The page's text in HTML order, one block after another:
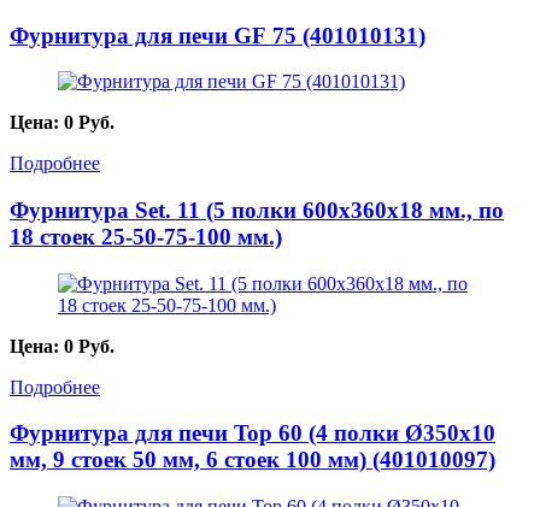
Фурнитура для печи GF 75 (401010131)
Цена: 0 Руб.
Подробнее
Фурнитура Set. 11 (5 полки 600x360x18 мм., по
18 стоек 25-50-75-100 мм.)
Цена: 0 Руб.
Подробнее
Фурнитура для печи Top 60 (4 полки Ø350x10
мм, 9 стоек 50 мм, 6 стоек 100 мм) (401010097)